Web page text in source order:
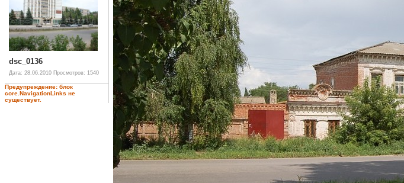
dsc_0136
Дата: 28.06.2010 Просмотров: 1540
Предупреждение: блок
core.NavigationLinks не
существует.